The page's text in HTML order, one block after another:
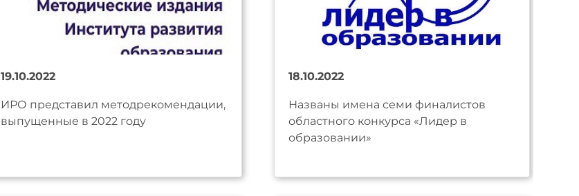
19.10.2022
ИРО представил методрекомендации,
выпущенные в 2022 году
18.10.2022
Названы имена семи финалистов
областного конкурса «Лидер в
образовании»